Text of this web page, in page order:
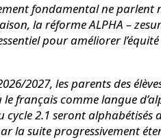
fondamental ne
la réforme ALPHA –
pour améliorer l’équité
2027, les parents des
français comme langue
cycle 2.1 seront alphabétisés
la suite progressivement